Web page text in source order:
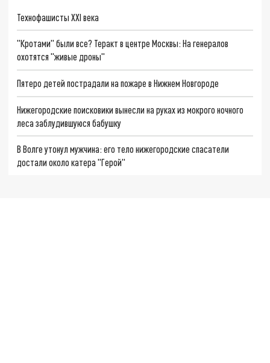
Технофашисты XXI века
"Кротами" были все? Теракт в центре Москвы: На генералов
охотятся "живые дроны"
Пятеро детей пострадали на пожаре в Нижнем Новгороде
Нижегородские поисковики вынесли на руках из мокрого ночного
леса заблудившуюся бабушку
В Волге утонул мужчина: его тело нижегородские спасатели
достали около катера "Герой"